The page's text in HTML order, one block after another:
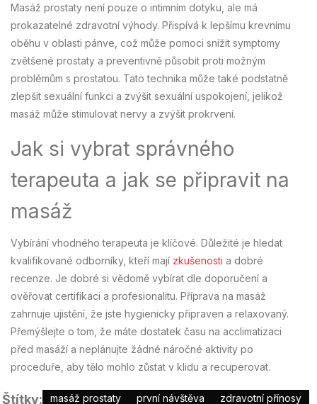
Masáž prostaty není pouze o intimním dotyku, ale má
prokazatelné zdravotní výhody. Přispívá k lepšímu krevnímu
oběhu v oblasti pánve, což může pomoci snížit symptomy
zvětšené prostaty a preventivně působit proti možným
problémům s prostatou. Tato technika může také podstatně
zlepšit sexuální funkci a zvýšit sexuální uspokojení, jelikož
masáž může stimulovat nervy a zvýšit prokrvení.
Jak si vybrat správného
terapeuta a jak se připravit na
masáž
Vybírání vhodného terapeuta je klíčové. Důležité je hledat
kvalifikované odborníky, kteří mají zkušenosti a dobré
recenze. Je dobré si vědomě vybírat dle doporučení a
ověřovat certifikaci a profesionalitu. Příprava na masáž
zahrnuje ujistění, že jste hygienicky připraven a relaxovaný.
Přemýšlejte o tom, že máte dostatek času na acclimatizaci
před masáží a neplánujte žádné náročné aktivity po
proceduře, aby tělo mohlo zůstat v klidu a recuperovat.
Štítky: masáž prostaty první návštěva
zdravotní přínosy